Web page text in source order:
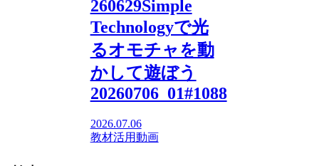
260629Simple
Technologyで光
るオモチャを動
かして遊ぼう
20260706_01#1088
2026.07.06
教材活用動画